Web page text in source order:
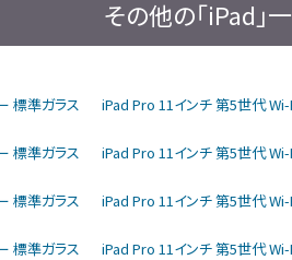
その他の「iPad」
標準ガラス iPad Pro 11インチ 第5世代
標準ガラス iPad Pro 11インチ 第5世代
標準ガラス iPad Pro 11インチ 第5世代
標準ガラス iPad Pro 11インチ 第5世代